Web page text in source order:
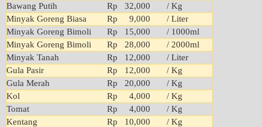
Bawang Putih
Rp 32,000
/ Kg
Minyak Goreng Biasa
Rp 9,000
/ Liter
Minyak Goreng Bimoli
Rp 15,000
/ 1000ml
Minyak Goreng Bimoli
Rp 28,000
/ 2000ml
Minyak Tanah
Rp 12,000
/ Liter
Gula Pasir
Rp 12,000
/ Kg
Gula Merah
Rp 20,000
/ Kg
Kol
Rp 4,000
/ Kg
Tomat
Rp 4,000
/ Kg
Kentang
Rp 10,000
/ Kg